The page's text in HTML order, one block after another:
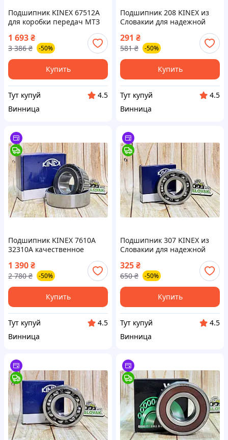
Подшипник KINEX 67512А
для коробки передач МТЗ
32212R на вторичный вал в
наличии
1 693₴
3 386 ₴ -50%
Купить
Тут купуй
4.5
Винница
Подшипник 208 KINEX из
Словакии для надежной
механизмов 6208 высокого
качества
291 ₴
581 ₴ -50%
Купить
Тут купуй
4.5
Винница
Подшипник KINEX 7610A
32310A качественное
работы механизмов из
Словакии
1 390₴
2 780 ₴ -50%
Купить
Тут купуй
4.5
Винница
Подшипник 307 KINEX из
Словакии для надежной
оборудования
325₴
650 ₴ -50%
Купить
Тут купуй
4.5
Винница